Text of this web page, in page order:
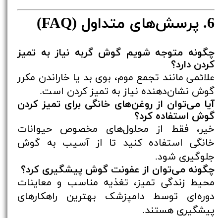
6. پرسش‌های متداول (FAQ)
چگونه متوجه شویم گوش گربه نیاز به تمیز
کردن دارد؟
علائمی مانند تجمع موم، بوی بد یا خاراندن مکرر
گوش نشان‌دهنده نیاز به تمیز کردن است.
آیا می‌توان از روغن‌های خانگی برای تمیز کردن
گوش استفاده کرد؟
خیر، فقط از محلول‌های مخصوص حیوانات
خانگی استفاده کنید تا از آسیب به گوش
جلوگیری شود.
چگونه می‌توان از عفونت گوش پیشگیری کرد؟
محیط زندگی تمیز، تغذیه مناسب و معاینات
دوره‌ای توسط دامپزشک بهترین راهکارهای
پیشگیری هستند.